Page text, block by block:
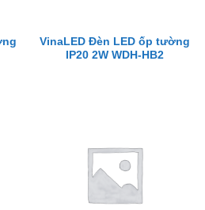
VinaLED Đèn LED ốp tường
IP20 2W WDH-HB2